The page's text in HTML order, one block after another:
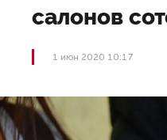
салонов
1 июн 2020 10:17